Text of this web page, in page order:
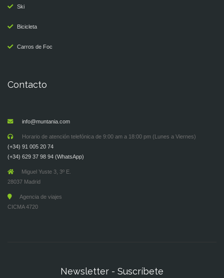
Ski
Bicicleta
Carros de Foc
Contacto
info@muntania.com
Horario de atención telefónica de 9:00 am a 18:00 pm (Lunes a Viernes)
(+34) 91 005 20 74
(+34) 629 37 98 94 (WhatsApp)
Miguel Yuste 3, 3º E.
28037 Madrid
Agencia de viajes
CICMA 4720
Newsletter - Suscríbete